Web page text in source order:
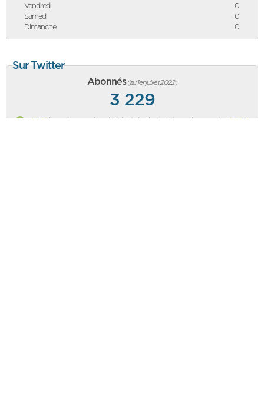
Vendredi
0
Samedi
0
Dimanche
0
Sur Twitter
Abonnés (au 1er juillet 2022)
3 229
+257 abonnés vs mois précédent, équivalent à une hausse de +8,65%